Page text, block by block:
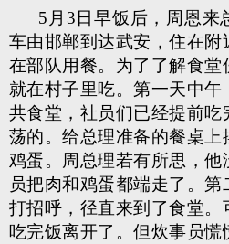
5月3日早饭后，周恩来
车由邯郸到达武安，住在
在部队用餐。为了了解食堂
就在村子里吃。第一天中
共食堂，社员们已经提前
荡的。给总理准备的餐桌
鸡蛋。周总理若有所思，他
员把肉和鸡蛋都端走了。
打招呼，径直来到了食堂。
吃完饭离开了。但炊事员